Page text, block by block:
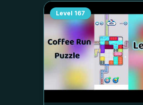
Level 167